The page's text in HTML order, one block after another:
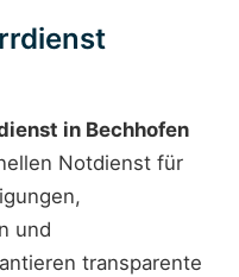
in Bechhofen
Notdienst für
und
transparente